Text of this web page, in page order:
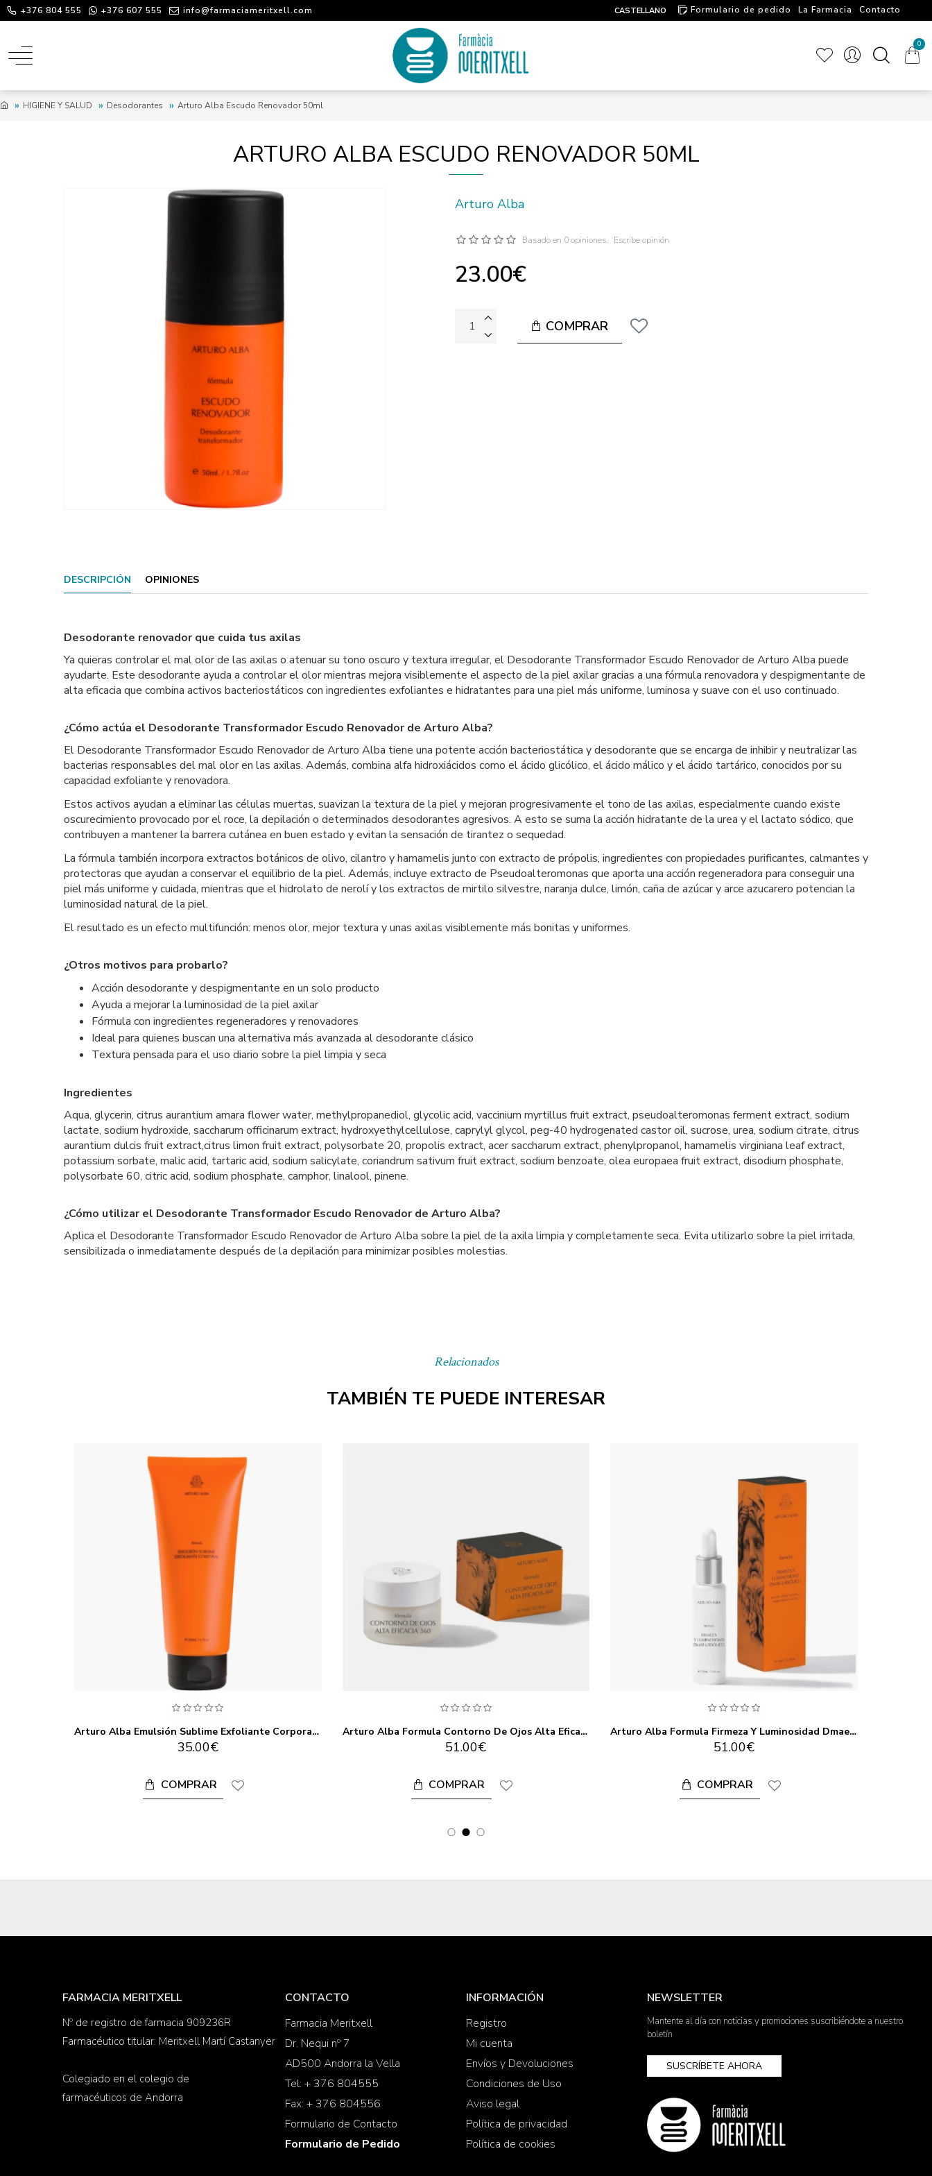
+376 804 555 +376 607 555 info@farmaciameritxell.com CASTELLANO Formulario de pedido La Farmacia
Contacto
0
HIGIENE Y SALUD Desodorantes Arturo Alba Escudo Renovador 50ml
ARTURO ALBA ESCUDO RENOVADOR 50ML
Arturo Alba
Basado en 0 opiniones. Escribe opinión
23.00€
COMPRAR
Relacionados
TAMBIÉN TE PUEDE INTERESAR
Arturo Alba Emulsión Sublime Exfoliante Corporal 200ml
35.00€
COMPRAR
Arturo Alba Formula Contorno De Ojos Alta Eficacia 360º 15ML
51.00€
COMPRAR
Arturo Alba Formula Firmeza Y Luminosidad Dmae-Ursolico 30ML
51.00€
COMPRAR
DESCRIPCIÓN OPINIONES
Desodorante renovador que cuida tus axilas
Ya quieras controlar el mal olor de las axilas o atenuar su tono oscuro y textura irregular, el Desodorante Transformador Escudo Renovador de Arturo Alba puede
ayudarte. Este desodorante ayuda a controlar el olor mientras mejora visiblemente el aspecto de la piel axilar gracias a una fórmula renovadora y despigmentante de
alta eficacia que combina activos bacteriostáticos con ingredientes exfoliantes e hidratantes para una piel más uniforme, luminosa y suave con el uso continuado.
¿Cómo actúa el Desodorante Transformador Escudo Renovador de Arturo Alba?
El Desodorante Transformador Escudo Renovador de Arturo Alba tiene una potente acción bacteriostática y desodorante que se encarga de inhibir y neutralizar las
bacterias responsables del mal olor en las axilas. Además, combina alfa hidroxiácidos como el ácido glicólico, el ácido málico y el ácido tartárico, conocidos por su
capacidad exfoliante y renovadora.
Estos activos ayudan a eliminar las células muertas, suavizan la textura de la piel y mejoran progresivamente el tono de las axilas, especialmente cuando existe
oscurecimiento provocado por el roce, la depilación o determinados desodorantes agresivos. A esto se suma la acción hidratante de la urea y el lactato sódico, que
contribuyen a mantener la barrera cutánea en buen estado y evitan la sensación de tirantez o sequedad.
La fórmula también incorpora extractos botánicos de olivo, cilantro y hamamelis junto con extracto de própolis, ingredientes con propiedades purificantes, calmantes y
protectoras que ayudan a conservar el equilibrio de la piel. Además, incluye extracto de Pseudoalteromonas que aporta una acción regeneradora para conseguir una
piel más uniforme y cuidada, mientras que el hidrolato de nerolí y los extractos de mirtilo silvestre, naranja dulce, limón, caña de azúcar y arce azucarero potencian la
luminosidad natural de la piel.
El resultado es un efecto multifunción: menos olor, mejor textura y unas axilas visiblemente más bonitas y uniformes.
¿Otros motivos para probarlo?
Acción desodorante y despigmentante en un solo producto
Ayuda a mejorar la luminosidad de la piel axilar
Fórmula con ingredientes regeneradores y renovadores
Ideal para quienes buscan una alternativa más avanzada al desodorante clásico
Textura pensada para el uso diario sobre la piel limpia y seca
Ingredientes
Aqua, glycerin, citrus aurantium amara flower water, methylpropanediol, glycolic acid, vaccinium myrtillus fruit extract, pseudoalteromonas ferment extract, sodium
lactate, sodium hydroxide, saccharum officinarum extract, hydroxyethylcellulose, caprylyl glycol, peg-40 hydrogenated castor oil, sucrose, urea, sodium citrate, citrus
aurantium dulcis fruit extract,citrus limon fruit extract, polysorbate 20, propolis extract, acer saccharum extract, phenylpropanol, hamamelis virginiana leaf extract,
potassium sorbate, malic acid, tartaric acid, sodium salicylate, coriandrum sativum fruit extract, sodium benzoate, olea europaea fruit extract, disodium phosphate,
polysorbate 60, citric acid, sodium phosphate, camphor, linalool, pinene.
¿Cómo utilizar el Desodorante Transformador Escudo Renovador de Arturo Alba?
Aplica el Desodorante Transformador Escudo Renovador de Arturo Alba sobre la piel de la axila limpia y completamente seca. Evita utilizarlo sobre la piel irritada,
sensibilizada o inmediatamente después de la depilación para minimizar posibles molestias.
FARMACIA MERITXELL
Nº de registro de farmacia 909236R
Farmacéutico titular: Meritxell Martí Castanyer
Colegiado en el colegio de
farmacéuticos de Andorra
CONTACTO
Farmacia Meritxell
Dr. Nequi nº 7
AD500 Andorra la Vella
Tel: + 376 804555
Fax: + 376 804556
Formulario de Contacto
Formulario de Pedido
INFORMACIÓN
Registro
Mi cuenta
Envíos y Devoluciones
Condiciones de Uso
Aviso legal
Política de privacidad
Política de cookies
NEWSLETTER
Mantente al día con noticias y promociones suscribiéndote a nuestro
boletín
SUSCRÍBETE AHORA